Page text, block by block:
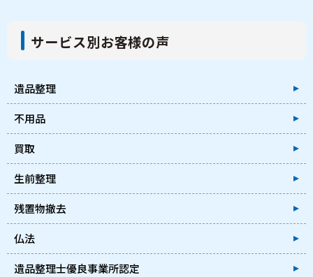
サービス別お客様の声
遺品整理
不用品
買取
生前整理
残置物撤去
仏法
遺品整理士優良事業所認定